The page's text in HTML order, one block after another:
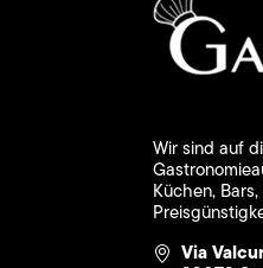
Wir sind auf
Küchen,
Via